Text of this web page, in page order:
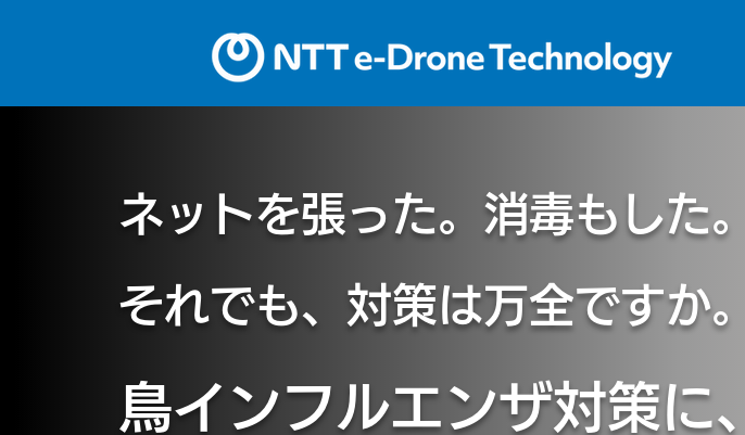
ネットを張った。消毒もした。
それでも、対策は万全ですか。
鳥インフルエンザ対策に、